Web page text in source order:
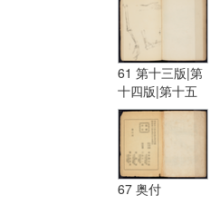
61 第十三版|第
十四版|第十五
版
67 奥付